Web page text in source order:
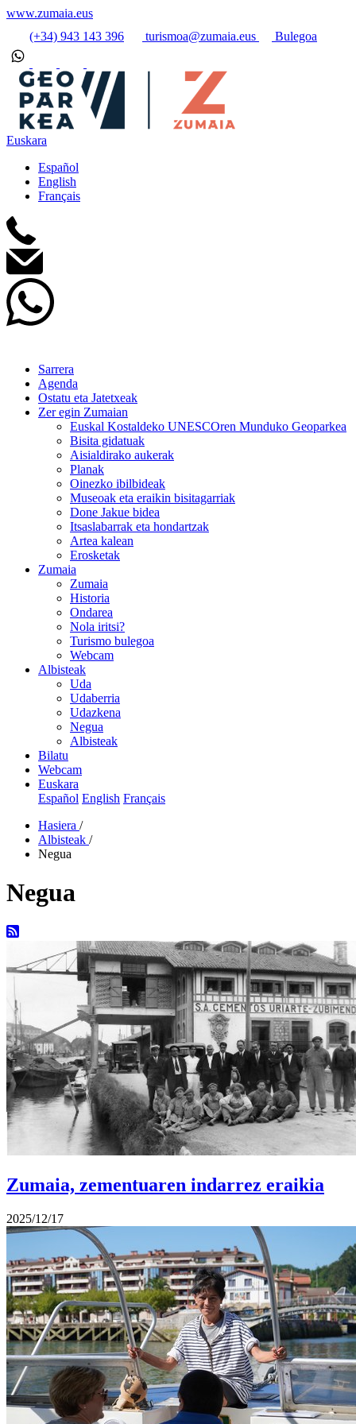
www.zumaia.eus
(+34) 943 143 396
turismoa@zumaia.eus Bulegoa
Euskara
Español
English
Français
Sarrera
Agenda
Ostatu eta Jatetxeak
Zer egin Zumaian
Euskal Kostaldeko UNESCOren Munduko Geoparkea
Bisita gidatuak
Aisialdirako aukerak
Planak
Oinezko ibilbideak
Museoak eta eraikin bisitagarriak
Done Jakue bidea
Itsaslabarrak eta hondartzak
Artea kalean
Erosketak
Zumaia
Zumaia
Historia
Ondarea
Nola iritsi?
Turismo bulegoa
Webcam
Albisteak
Uda
Udaberria
Udazkena
Negua
Albisteak
Bilatu
Webcam
Euskara
Español English Français
Hasiera /
Albisteak /
Negua
Negua
Zumaia, zementuaren indarrez eraikia
2025/12/17